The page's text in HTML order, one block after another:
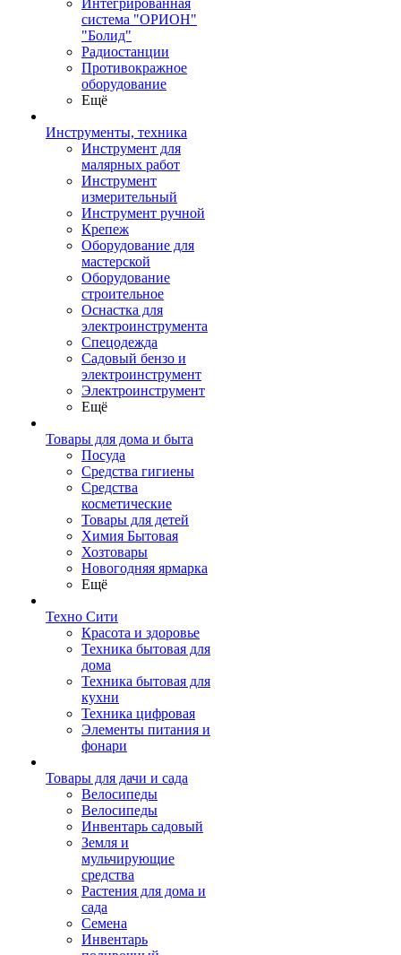
Интегрированная
система "ОРИОН"
"Болид"
Радиостанции
Противокражное
оборудование
Ещё
Инструменты, техника
Инструмент для
малярных работ
Инструмент
измерительный
Инструмент ручной
Крепеж
Оборудование для
мастерской
Оборудование
строительное
Оснастка для
электроинструмента
Спецодежда
Садовый бензо и
электроинструмент
Электроинструмент
Ещё
Товары для дома и быта
Посуда
Средства гигиены
Средства
косметические
Товары для детей
Химия Бытовая
Хозтовары
Новогодняя ярмарка
Ещё
Техно Сити
Красота и здоровье
Техника бытовая для
дома
Техника бытовая для
кухни
Техника цифровая
Элементы питания и
фонари
Товары для дачи и сада
Велосипеды
Велосипеды
Инвентарь садовый
Земля и
мульчирующие
средства
Растения для дома и
сада
Семена
Инвентарь